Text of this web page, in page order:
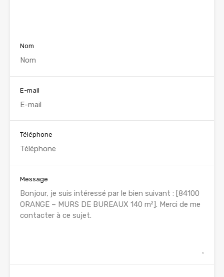
Nom
E-mail
Téléphone
Message